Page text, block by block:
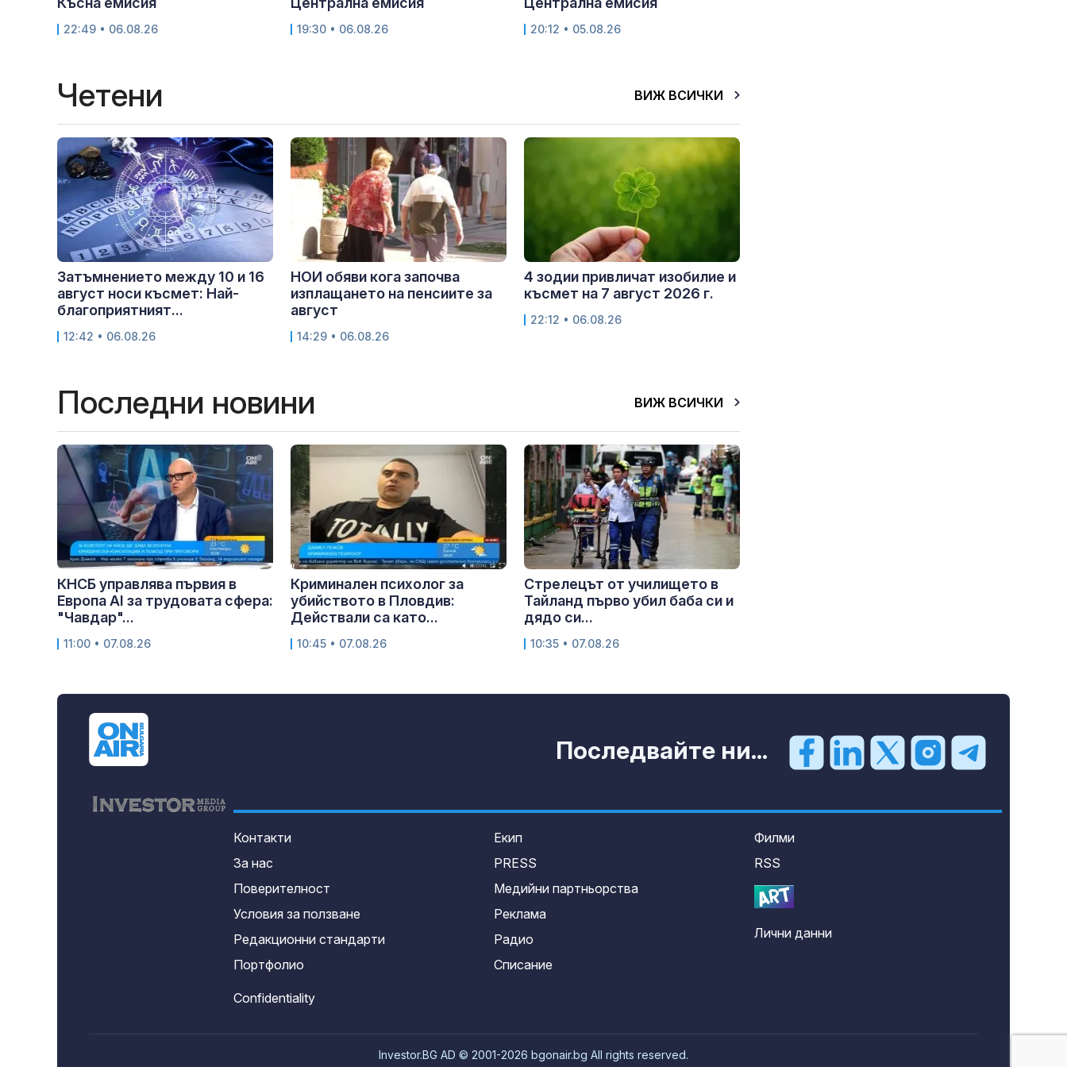
22:49 • 06.08.26 19:30 • 06.08.26 20:12 • 05.08.26
Четени ВИЖ ВСИЧКИ
Затъмнението между 10 и 16
август носи късмет: Най-
благоприятният...
12:42 • 06.08.26
НОИ обяви кога започва
изплащането на пенсиите за
август
14:29 • 06.08.26
4 зодии привличат изобилие и
късмет на 7 август 2026 г.
22:12 • 06.08.26
Последни новини ВИЖ ВСИЧКИ
КНСБ управлява първия в
Европа AI за трудовата сфера:
"Чавдар"...
11:00 • 07.08.26
Криминален психолог за
убийството в Пловдив:
Действали са като...
10:45 • 07.08.26
Стрелецът от училището в
Тайланд първо убил баба си и
дядо си...
10:35 • 07.08.26
Последвайте ни...
Контакти
За нас
Поверителност
Условия за ползване
Редакционни стандарти
Портфолио
Екип
PRESS
Медийни партньорства
Реклама
Радио
Списание
Филми
RSS
Лични данни
Confidentiality
Investor.BG AD © 2001-2026 bgonair.bg All rights reserved.